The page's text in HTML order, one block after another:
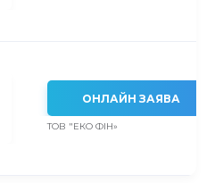
ОНЛАЙН ЗАЯВА
ТОВ "ЕКО ФІН»